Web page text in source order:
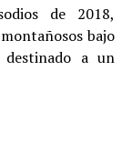
de 2018,
bajo
a un